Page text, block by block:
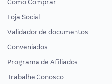
Como Comprar
Loja Social
Validador de documentos
Conveniados
Programa de Afiliados
Trabalhe Conosco